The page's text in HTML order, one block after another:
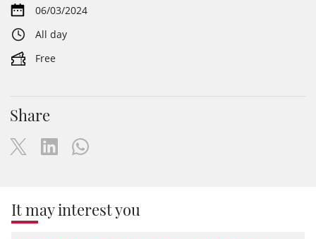
06/03/2024
All day
Free
Share
It may interest you